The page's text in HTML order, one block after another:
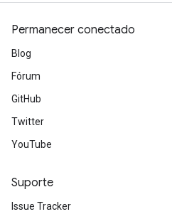
Permanecer conectado
Blog
Fórum
GitHub
Twitter
YouTube
Suporte
Issue Tracker